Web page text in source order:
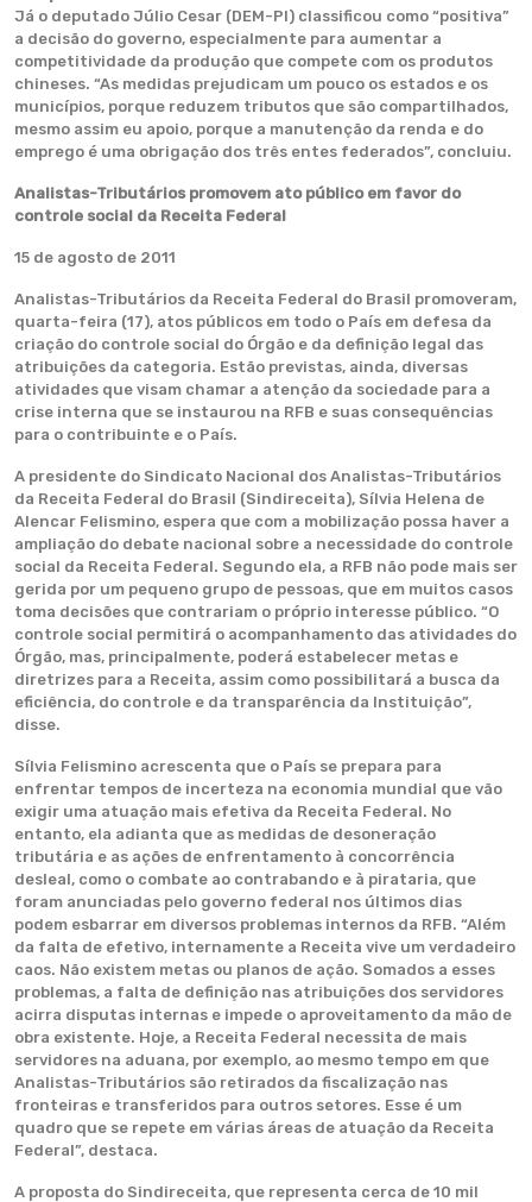
Já o deputado Júlio Cesar (DEM-PI) classificou como “positiva”
a decisão do governo, especialmente para aumentar a
competitividade da produção que compete com os produtos
chineses. “As medidas prejudicam um pouco os estados e os
municípios, porque reduzem tributos que são compartilhados,
mesmo assim eu apoio, porque a manutenção da renda e do
emprego é uma obrigação dos três entes federados”, concluiu.
Analistas-Tributários promovem ato público em favor do
controle social da Receita Federal
15 de agosto de 2011
Analistas-Tributários da Receita Federal do Brasil promoveram,
quarta-feira (17), atos públicos em todo o País em defesa da
criação do controle social do Órgão e da definição legal das
atribuições da categoria. Estão previstas, ainda, diversas
atividades que visam chamar a atenção da sociedade para a
crise interna que se instaurou na RFB e suas consequências
para o contribuinte e o País.
A presidente do Sindicato Nacional dos Analistas-Tributários
da Receita Federal do Brasil (Sindireceita), Sílvia Helena de
Alencar Felismino, espera que com a mobilização possa haver a
ampliação do debate nacional sobre a necessidade do controle
social da Receita Federal. Segundo ela, a RFB não pode mais ser
gerida por um pequeno grupo de pessoas, que em muitos casos
toma decisões que contrariam o próprio interesse público. “O
controle social permitirá o acompanhamento das atividades do
Órgão, mas, principalmente, poderá estabelecer metas e
diretrizes para a Receita, assim como possibilitará a busca da
eficiência, do controle e da transparência da Instituição”,
disse.
Sílvia Felismino acrescenta que o País se prepara para
enfrentar tempos de incerteza na economia mundial que vão
exigir uma atuação mais efetiva da Receita Federal. No
entanto, ela adianta que as medidas de desoneração
tributária e as ações de enfrentamento à concorrência
desleal, como o combate ao contrabando e à pirataria, que
foram anunciadas pelo governo federal nos últimos dias
podem esbarrar em diversos problemas internos da RFB. “Além
da falta de efetivo, internamente a Receita vive um verdadeiro
caos. Não existem metas ou planos de ação. Somados a esses
problemas, a falta de definição nas atribuições dos servidores
acirra disputas internas e impede o aproveitamento da mão de
obra existente. Hoje, a Receita Federal necessita de mais
servidores na aduana, por exemplo, ao mesmo tempo em que
Analistas-Tributários são retirados da fiscalização nas
fronteiras e transferidos para outros setores. Esse é um
quadro que se repete em várias áreas de atuação da Receita
Federal”, destaca.
A proposta do Sindireceita, que representa cerca de 10 mil